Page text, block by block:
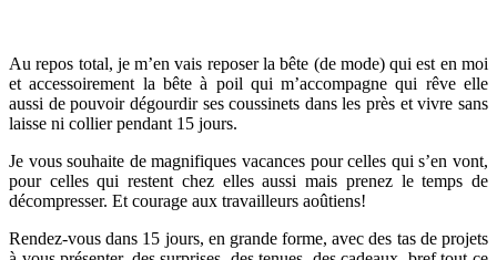
Au repos total, je m’en vais reposer la bête (de mode) qui est en moi
et accessoirement la bête à poil qui m’accompagne qui rêve elle
aussi de pouvoir dégourdir ses coussinets dans les près et vivre sans
laisse ni collier pendant 15 jours.
Je vous souhaite de magnifiques vacances pour celles qui s’en vont,
pour celles qui restent chez elles aussi mais prenez le temps de
décompresser. Et courage aux travailleurs aoûtiens!
Rendez-vous dans 15 jours, en grande forme, avec des tas de projets